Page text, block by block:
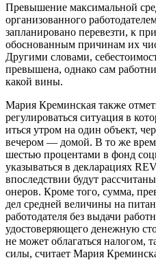
Превышение максимальной
организованного
запланировано перевезти, к
обоснован­ным причинам их
Другими словами,
превышена, однако сам
какой вины.
Мария Креминская также
регулироваться ситуация в
иться утром на один объект,
вече­ром — домой. В то же
шестью процентами в фонд
указываться в декларациях
впоследствии будут
онеров. Кроме того, сумма,
дел средней величины на
рабо­тодателя без выдачи
удосто­веряющего денежную
не может облагаться налогом,
силы, счита­ет Мария